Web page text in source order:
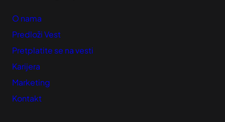
O nama
Predloži Vest
Pretplatite se na vesti
Karijera
Marketing
Kontakt